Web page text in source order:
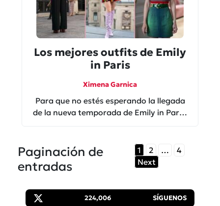
Los mejores outfits de Emily
in Paris
Ximena Garnica
Para que no estés esperando la llegada
de la nueva temporada de Emily in Paris,
Paginación de
entradas
1 2 …
4
Next
224,006 SÍGUENOS